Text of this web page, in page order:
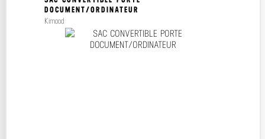
DOCUMENT/ORDINATEUR
Kimood